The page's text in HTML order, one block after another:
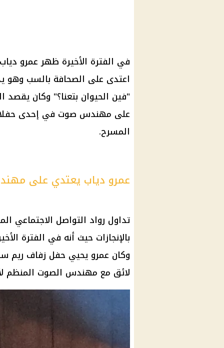
في الفترة الأخيرة ظهر عمرو
اعتدى على الصحافة بالسب وهو
"فين الحيوان بتعنا؟" وكان يقصد
على مهندس صوت في إحدى
المسرح.
عمرو دياب يعتدي على
تداول رواد التواصل الاجتماعي
بالإنجازات حيث أنه في الفترة
وكان عمرو يحيي حفل زفاف ريم
لائق مع مهندس الصوت المنظم